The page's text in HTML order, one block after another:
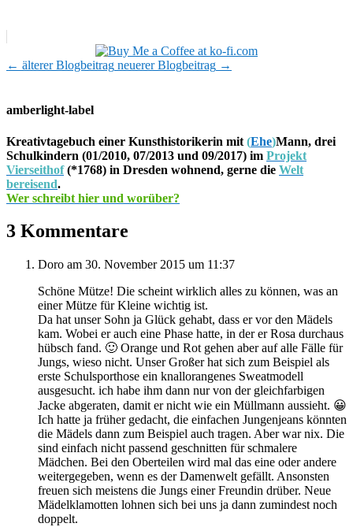
← älterer Blogbeitrag neuerer Blogbeitrag →
amberlight-label
Kreativtagebuch einer Kunsthistorikerin mit (Ehe)Mann, drei
Schulkindern (01/2010, 07/2013 und 09/2017) im Projekt
Vierseithof(*1768) in Dresden wohnend, gerne die Welt
bereisend.
Wer schreibt hier und worüber?
3 Kommentare
Doro am 30. November 2015 um 11:37
Schöne Mütze! Die scheint wirklich alles zu können, was an
einer Mütze für Kleine wichtig ist.
Da hat unser Sohn ja Glück gehabt, dass er vor den Mädels
kam. Wobei er auch eine Phase hatte, in der er Rosa durchaus
hübsch fand. 🙂 Orange und Rot gehen aber auf alle Fälle für
Jungs, wieso nicht. Unser Großer hat sich zum Beispiel als
erste Schulsporthose ein knallorangenes Sweatmodell
ausgesucht. ich habe ihm dann nur von der gleichfarbigen
Jacke abgeraten, damit er nicht wie ein Müllmann aussieht. 😀
Ich hatte ja früher gedacht, die einfachen Jungenjeans könnten
die Mädels dann zum Beispiel auch tragen. Aber war nix. Die
sind einfach nicht passend geschnitten für schmalere
Mädchen. Bei den Oberteilen wird mal das eine oder andere
weitergegeben, wenn es der Damenwelt gefällt. Ansonsten
freuen sich meistens die Jungs einer Freundin drüber. Neue
Mädelklamotten lohnen sich bei uns ja dann zumindest noch
doppelt.